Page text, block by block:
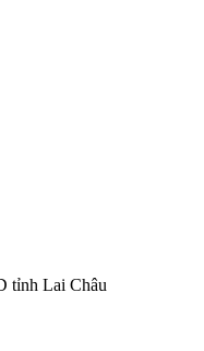
tỉnh Lai Châu